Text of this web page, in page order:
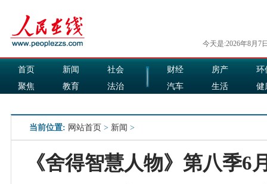
今天是:2026年8月7
首页 新闻
社会
聚焦
教育
法治
财经 房产
环
汽车
生活
健
当前位置: 网站首页 > 新闻 >
《舍得智慧人物》第八季6